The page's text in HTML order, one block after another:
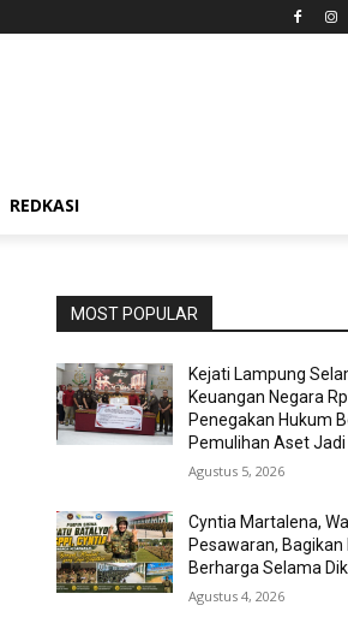
REDKASI
MOST POPULAR
Kejati Lampung
Keuangan Negara
Penegakan Hukum
Pemulihan Aset
Agustus 5, 2026
Cyntia Martalena,
Pesawaran,
Berharga Selama
Agustus 4, 2026